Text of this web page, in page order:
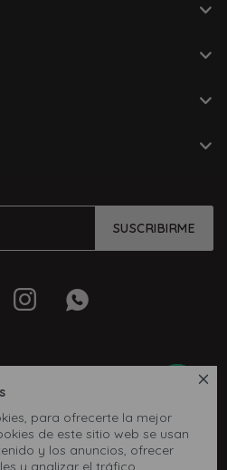

para ofrecerte la mejor
de este sitio web se usan
y los anuncios, ofrecer
y analizar el tráfico,
SUSCRIBIRME
 